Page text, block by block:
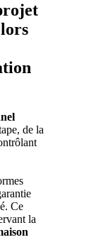
de la
Ce
la